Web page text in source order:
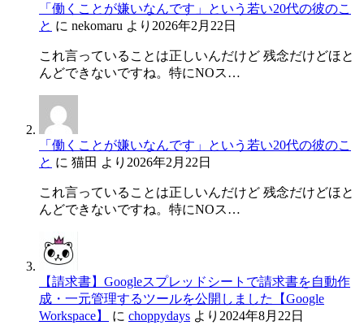
「働くことが嫌いなんです」という若い20代の彼のこ
と に nekomaru より 2026年2月22日
これ言っていることは正しいんだけど 残念だけどほと
んどできないですね。特にNOス…
「働くことが嫌いなんです」という若い20代の彼のこ
と に 猫田 より 2026年2月22日
これ言っていることは正しいんだけど 残念だけどほと
んどできないですね。特にNOス…
【請求書】Googleスプレッドシートで請求書を自動作
成・一元管理するツールを公開しました【Google
Workspace】
に choppydays より 2024年8月22日